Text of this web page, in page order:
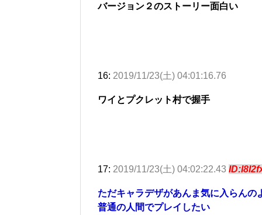
バージョン２のストーリー面白い
16: 2019/11/23(土) 04:01:16.76
ワイとプクレット村で握手
17: 2019/11/23(土) 04:02:22.43
ただキャラデザがあんま気に入らんの
普通の人間でプレイしたい